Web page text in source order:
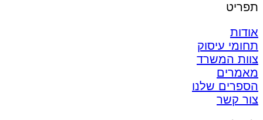
תפריט
אודות
תחומי עיסוק
צוות המשרד
מאמרים
הספרים שלנו
צור קשר